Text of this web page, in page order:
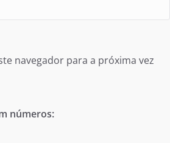
navegador para a próxima vez
números: